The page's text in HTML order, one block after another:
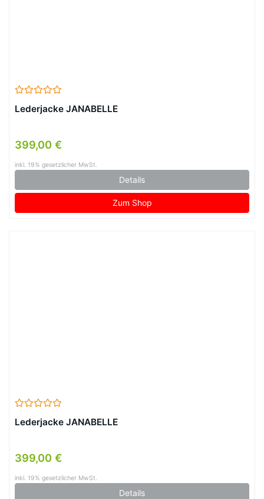
Lederjacke JANABELLE
399,00 €
inkl. 19% gesetzlicher MwSt.
Details
Zum Shop
Lederjacke JANABELLE
399,00 €
inkl. 19% gesetzlicher MwSt.
Details